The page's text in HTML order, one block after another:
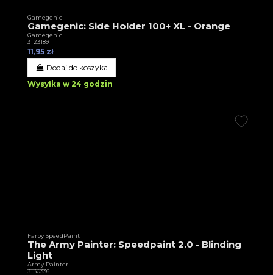
Gamegenic
Gamegenic: Side Holder 100+ XL - Orange
Gamegenic
3T23189
11,95 zł
Dodaj do koszyka
Wysyłka w 24 godzin
Farby SpeedPaint
The Army Painter: Speedpaint 2.0 - Blinding
Light
Army Painter
3T30336